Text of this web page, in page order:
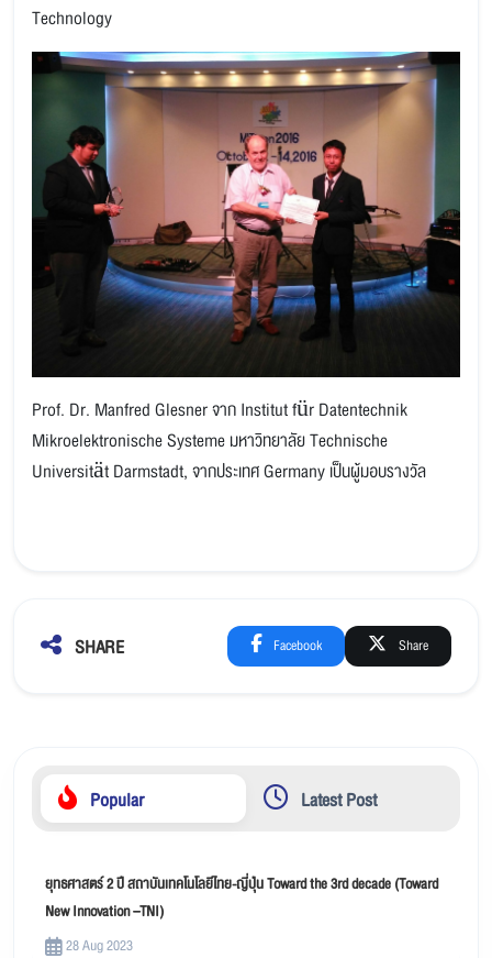
Technology
Prof. Dr. Manfred Glesner จาก Institut für Datentechnik
Mikroelektronische Systeme มหาวิทยาลัย Technische
Universität Darmstadt, จากประเทศ Germany ​เป็นผู้มอบรางวัล​
SHARE Facebook Share
Popular Latest Post
ยุทธศาสตร์ 2 ปี สถาบันเทคโนโลยีไทย-ญี่ปุ่น Toward the 3rd decade (Toward
New Innovation –TNI)
28 Aug 2023